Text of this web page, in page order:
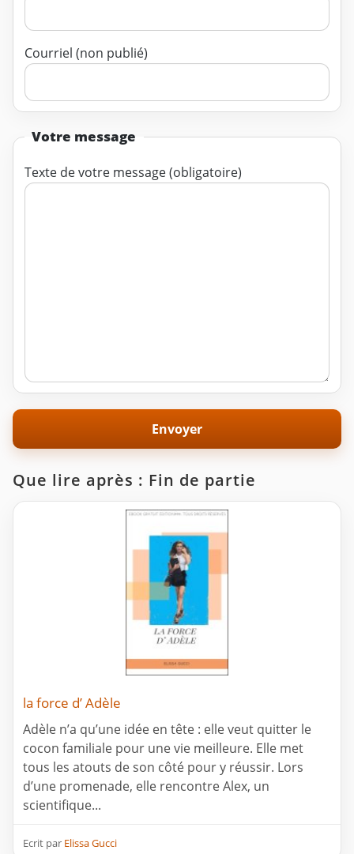
Courriel (non publié)
Votre message
Texte de votre message (obligatoire)
Que lire après : Fin de partie
la force d’ Adèle
Adèle n’a qu’une idée en tête : elle veut quitter le
cocon familiale pour une vie meilleure. Elle met
tous les atouts de son côté pour y réussir. Lors
d’une promenade, elle rencontre Alex, un
scientifique...
Ecrit par Elissa Gucci